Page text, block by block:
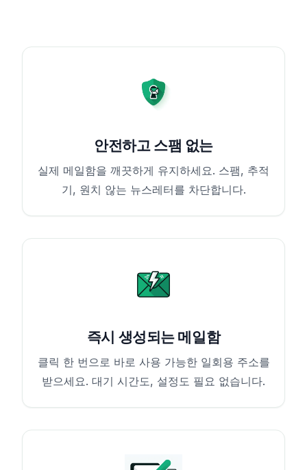
안전하고 스팸 없는
실제 메일함을 깨끗하게 유지하세요. 스팸, 추적
기, 원치 않는 뉴스레터를 차단합니다.
즉시 생성되는 메일함
클릭 한 번으로 바로 사용 가능한 일회용 주소를
받으세요. 대기 시간도, 설정도 필요 없습니다.